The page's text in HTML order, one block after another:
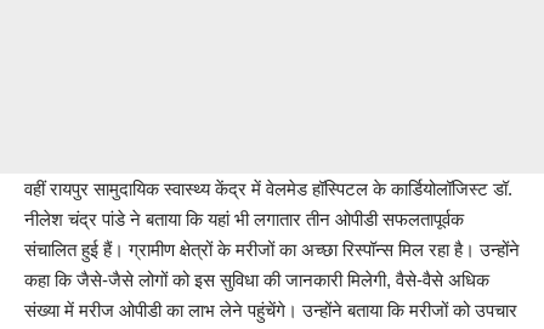
वहीं रायपुर सामुदायिक स्वास्थ्य केंद्र में वेलमेड हॉस्पिटल के कार्डियोलॉजिस्ट डॉ.
नीलेश चंद्र पांडे ने बताया कि यहां भी लगातार तीन ओपीडी सफलतापूर्वक
संचालित हुई हैं। ग्रामीण क्षेत्रों के मरीजों का अच्छा रिस्पॉन्स मिल रहा है। उन्होंने
कहा कि जैसे-जैसे लोगों को इस सुविधा की जानकारी मिलेगी, वैसे-वैसे अधिक
संख्या में मरीज ओपीडी का लाभ लेने पहुंचेंगे। उन्होंने बताया कि मरीजों को उपचार